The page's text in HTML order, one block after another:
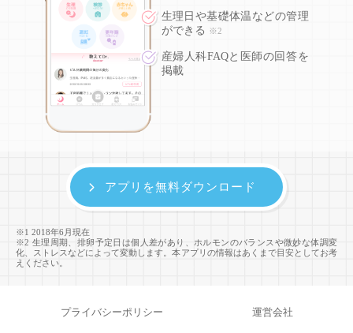
生理日や基礎体温などの管理
ができる
※2
産婦人科FAQと医師の回答を
掲載
※1 2018年6月現在
※2 生理周期、排卵予定日は個人差があり、ホルモンのバランスや微妙な体調変
化、ストレスなどによって変動します。本アプリの情報はあくまで目安としてお考
えください。
アプリを無料ダウンロード
プライバシーポリシー 運営会社